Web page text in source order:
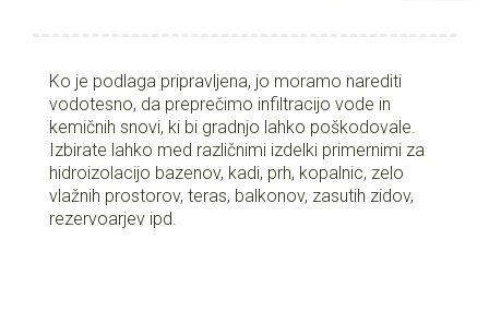
Ko je podlaga pripravljena, jo moramo narediti
vodotesno, da preprečimo infiltracijo vode in
kemičnih snovi, ki bi gradnjo lahko poškodovale.
Izbirate lahko med različnimi izdelki primernimi za
hidroizolacijo bazenov, kadi, prh, kopalnic, zelo
vlažnih prostorov, teras, balkonov, zasutih zidov,
rezervoarjev ipd.